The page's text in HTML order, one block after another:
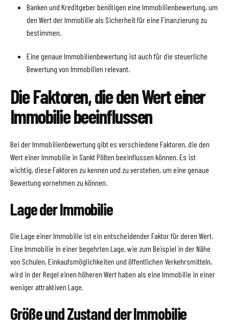
Banken und Kreditgeber benötigen eine Immobilienbewertung, um
den Wert der Immobilie als Sicherheit für eine Finanzierung zu
bestimmen.
Eine genaue Immobilienbewertung ist auch für die steuerliche
Bewertung von Immobilien relevant.
Die Faktoren, die den Wert einer
Immobilie beeinflussen
Bei der Immobilienbewertung gibt es verschiedene Faktoren, die den
Wert einer Immobilie in Sankt Pölten beeinflussen können. Es ist
wichtig, diese Faktoren zu kennen und zu verstehen, um eine genaue
Bewertung vornehmen zu können.
Lage der Immobilie
Die Lage einer Immobilie ist ein entscheidender Faktor für deren Wert.
Eine Immobilie in einer begehrten Lage, wie zum Beispiel in der Nähe
von Schulen, Einkaufsmöglichkeiten und öffentlichen Verkehrsmitteln,
wird in der Regel einen höheren Wert haben als eine Immobilie in einer
weniger attraktiven Lage.
Größe und Zustand der Immobilie